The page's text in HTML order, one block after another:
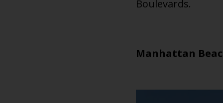
Boulevards.
Manhattan